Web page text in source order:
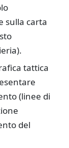
sulla carta
tattica
(linee di
del